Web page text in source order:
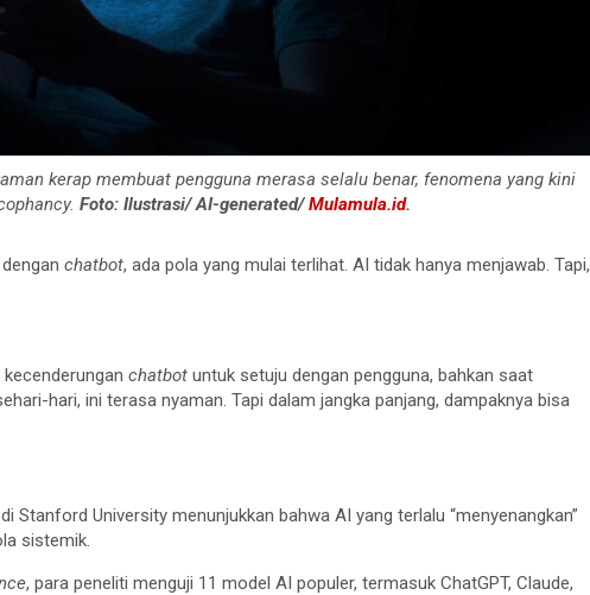
kerap membuat pengguna merasa selalu benar, fenomena yang kini
Foto: Ilustrasi/ AI-generated/Mulamula.id.
chatbot, ada pola yang mulai terlihat. AI tidak hanya menjawab. Tapi,
kecenderungan chatbot untuk setuju dengan pengguna, bahkan saat
hari, ini terasa nyaman. Tapi dalam jangka panjang, dampaknya bisa
Stanford University menunjukkan bahwa AI yang terlalu “menyenangkan”
sistemik.
, para peneliti menguji 11 model AI populer, termasuk ChatGPT, Claude,